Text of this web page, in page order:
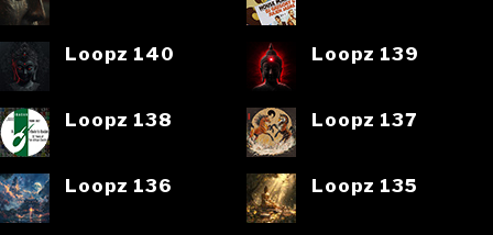
Loopz 140 Loopz 139
Loopz 138 Loopz 137
Loopz 136 Loopz 135